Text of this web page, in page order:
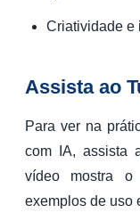
Criatividade e
Assista ao
Para ver na
com IA, assista
vídeo mostra o
exemplos de uso